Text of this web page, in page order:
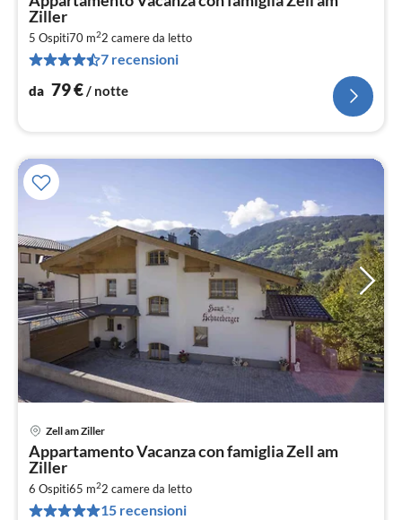
Ziller
5 Ospiti70 m22 camere da letto
7 recensioni
da 79€/ notte
Zell am Ziller
Appartamento Vacanza con famiglia Zell am
Ziller
6 Ospiti65 m22 camere da letto
15 recensioni